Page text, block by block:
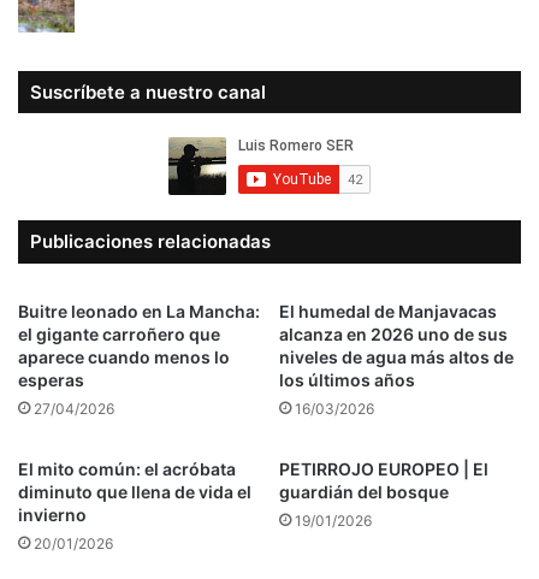
Suscríbete a nuestro canal
Publicaciones relacionadas
Buitre leonado en La Mancha:
el gigante carroñero que
aparece cuando menos lo
esperas
27/04/2026
El humedal de Manjavacas
alcanza en 2026 uno de sus
niveles de agua más altos de
los últimos años
16/03/2026
El mito común: el acróbata
diminuto que llena de vida el
invierno
20/01/2026
PETIRROJO EUROPEO | El
guardián del bosque
19/01/2026